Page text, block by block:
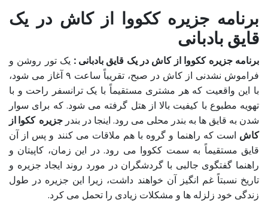
برنامه جزیره ککووا از کاش در یک
قایق بادبانی
برنامه جزیره ککووا از کاش در یک قایق بادبانی : یک تور روشن و
فراموش نشدنی از کاش در صبح، تقریباً ساعت ۹ آغاز می شود،
با این واقعیت که هر مشتری مستقیماً با یک ترانسفر راحت و با
تهویه مطبوع با کیفیت بالا از هتل گرفته می شود. که برای سوار
شدن به قایق ها به بندر محلی می رود. اینجا در بندر جزیره ککوا از
کاش است که راهنما و گروه با هم ملاقات می کنند و پس از آن
قایق مستقیماً به سمت ککووا می رود. در این زمان، کاپیتان و
راهنما گفتگوی جالبی با گردشگران در مورد روند ایجاد جزیره و
تاریخ نسبتاً غم انگیز آن خواهند داشت، زیرا این جزیره در طول
زندگی خود زلزله ها و مشکلات زیادی را تحمل می کرد.